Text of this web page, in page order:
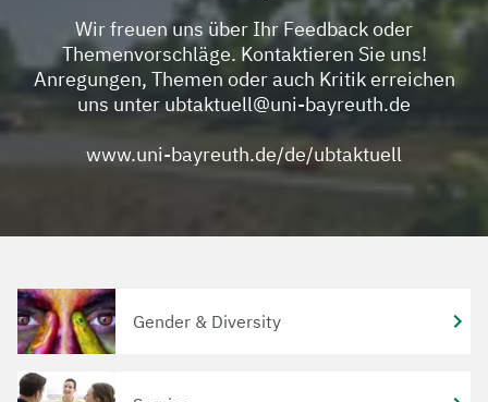
Wir freuen uns über Ihr Feedback oder
Themenvorschläge. Kontaktieren Sie uns!
Anregungen, Themen oder auch Kritik erreichen
uns unter ubtaktuell@uni-bayreuth.de
www.uni-bayreuth.de/de/ubtaktuell
Gender & Diversity